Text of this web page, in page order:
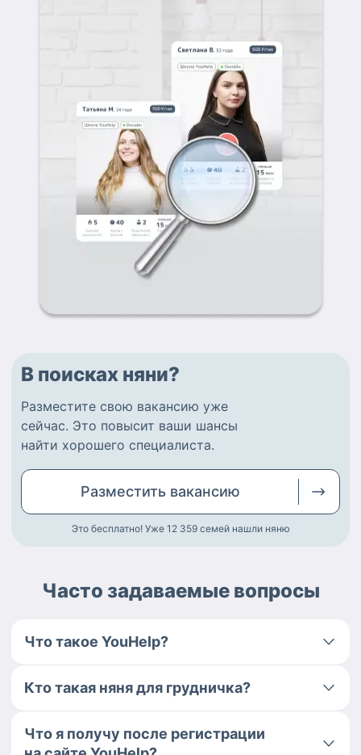
В поисках няни?
Разместите свою вакансию уже
сейчас. Это повысит ваши шансы
найти хорошего специалиста.
Разместить вакансию
Это бесплатно! Уже 12 359 семей нашли няню
Часто задаваемые вопросы
Что такое YouHelp?
Кто такая няня для грудничка?
Что я получу после регистрации